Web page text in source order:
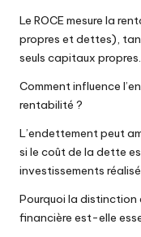
Le ROCE mesure la
propres et dettes),
seuls capitaux propres.
Comment influence
rentabilité ?
L’endettement peut
si le coût de la dette
investissements
Pourquoi la
financière est-elle